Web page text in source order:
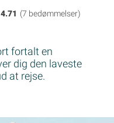
4.71 (7 bedømmelser)
fortalt en
dig den laveste
at rejse.